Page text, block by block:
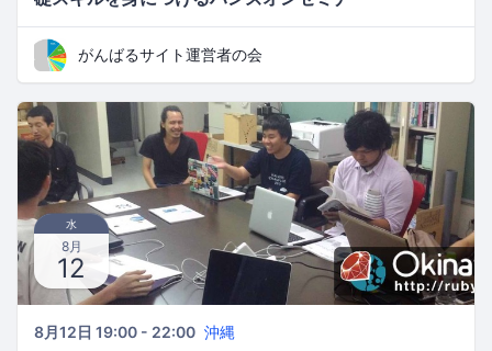
がんばるサイト運営者の会
水
8月
12
8月12日 19:00 - 22:00 沖縄